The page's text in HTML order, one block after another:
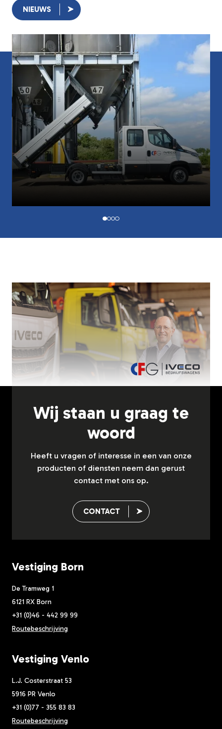
NIEUWS
Wij staan u graag te
woord
Heeft u vragen of interesse in een van onze
producten of diensten neem dan gerust
contact met ons op.
CONTACT
Vestiging Born
De Tramweg 1
6121 RX Born
+31 (0)46 - 442 99 99
Routebeschrijving
Vestiging Venlo
L.J. Costerstraat 53
5916 PR Venlo
+31 (0)77 - 355 83 83
Routebeschrijving